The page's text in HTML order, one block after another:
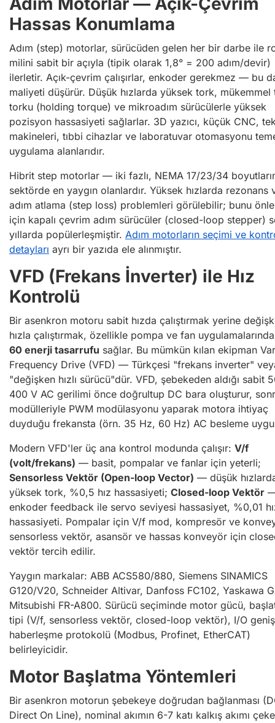
Hassas Konumlama
Adım (step) motorlar, sürücüden gelen her bir darbe ile
milini sabit bir açıyla (tipik olarak 1,8° = 200 adım/devir)
ilerletir. Açık-çevrim çalışırlar, enkoder gerekmez — bu
maliyeti düşürür. Düşük hızlarda yüksek tork, mükemmel
torku (holding torque) ve mikroadım sürücülerle yüksek
pozisyon hassasiyeti sağlarlar. 3D yazıcı, küçük CNC,
makineleri, tıbbi cihazlar ve laboratuvar otomasyonu
uygulama alanlarıdır.
Hibrit step motorlar — iki fazlı, NEMA 17/23/34
sektörde en yaygın olanlardır. Yüksek hızlarda rezonans
adım atlama (step loss) problemleri görülebilir; bunu
için kapalı çevrim adım sürücüler (closed-loop stepper)
yıllarda popülerleşmiştir. Adım motorların seçimi ve
detayları ayrı bir yazıda ele alınmıştır.
VFD (Frekans İnverter) ile Hız
Kontrolü
Bir asenkron motoru sabit hızda çalıştırmak yerine
hızla çalıştırmak, özellikle pompa ve fan
60 enerji tasarrufu sağlar. Bu mümkün kılan ekipman
Frequency Drive (VFD) — Türkçesi "frekans inverter"
"değişken hızlı sürücü"dür. VFD, şebekeden aldığı sabit
400 V AC gerilimi önce doğrultup DC bara oluşturur,
modülleriyle PWM modülasyonu yaparak motora ihtiyaç
duyduğu frekansta (örn. 35 Hz, 60 Hz) AC besleme
Modern VFD'ler üç ana kontrol modunda çalışır: V/f
(volt/frekans) — basit, pompalar ve fanlar için yeterli;
Sensorless Vektör (Open-loop Vector) — düşük
yüksek tork, %0,5 hız hassasiyeti; Closed-loop Vektör
enkoder feedback ile servo seviyesi hassasiyet, %0,01
hassasiyeti. Pompalar için V/f mod, kompresör ve
sensorless vektör, asansör ve hassas konveyör için
vektör tercih edilir.
Yaygın markalar: ABB ACS580/880, Siemens SINAMICS
G120/V20, Schneider Altivar, Danfoss FC102, Yaskawa
Mitsubishi FR-A800. Sürücü seçiminde motor gücü,
tipi (V/f, sensorless vektör, closed-loop vektör), I/O
haberleşme protokolü (Modbus, Profinet, EtherCAT)
belirleyicidir.
Motor Başlatma Yöntemleri
Bir asenkron motorun şebekeye doğrudan bağlanması
Direct On Line), nominal akımın 6-7 katı kalkış akımı